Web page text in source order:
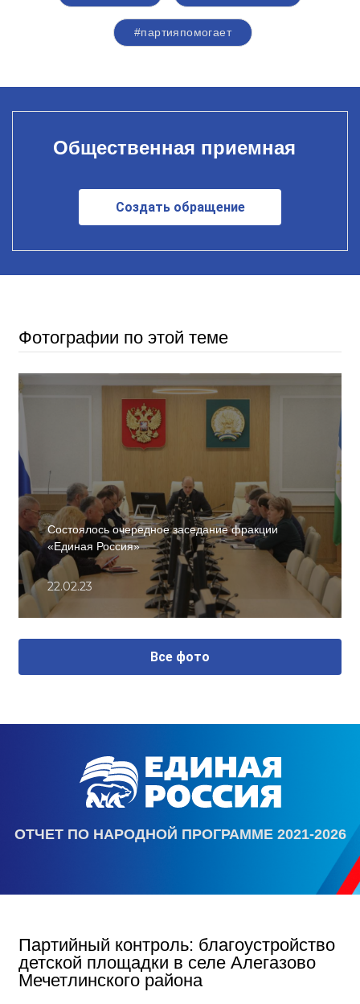
#партияпомогает
Общественная приемная
Создать обращение
Фотографии по этой теме
Состоялось очередное заседание фракции
«Единая Россия»
22.02.23
Все фото
ОТЧЕТ ПО НАРОДНОЙ ПРОГРАММЕ 2021-2026
Партийный контроль: благоустройство
детской площадки в селе Алегазово
Мечетлинского района